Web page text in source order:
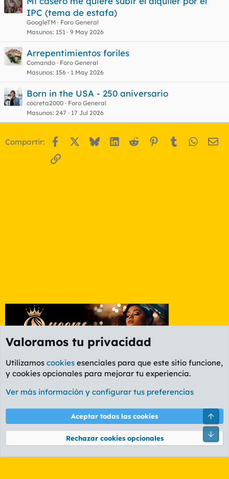
IPC (tema de estafa)
GoogleTM
Foro General
Masunos 151 9 May 2026
Arrepentimientos foriles
Comando
Foro General
Masunos 156 1 May 2026
Born in the USA - 250 aniversario
cocreta2000
Foro General
Masunos 247 17 Jul 2026
Compartir: Facebook BlueskyLinkedIn
Reddit Pinterest
Tumblr
Enlace
Foro General
Cookies
PL OLDSTYLE AMARILLO
Términos y reglas Política de privacidad Ayuda
Community platform by XenForo® © 2010-2026 XenForo Ltd.
Valoramos tu privacidad
Utilizamos cookies esenciales para que este sitio funcione,
y cookies opcionales para mejorar tu experiencia.
Ver más información y configurar tus preferencias
Aceptar todas las cookies
Rechazar cookies opcionales
Pie